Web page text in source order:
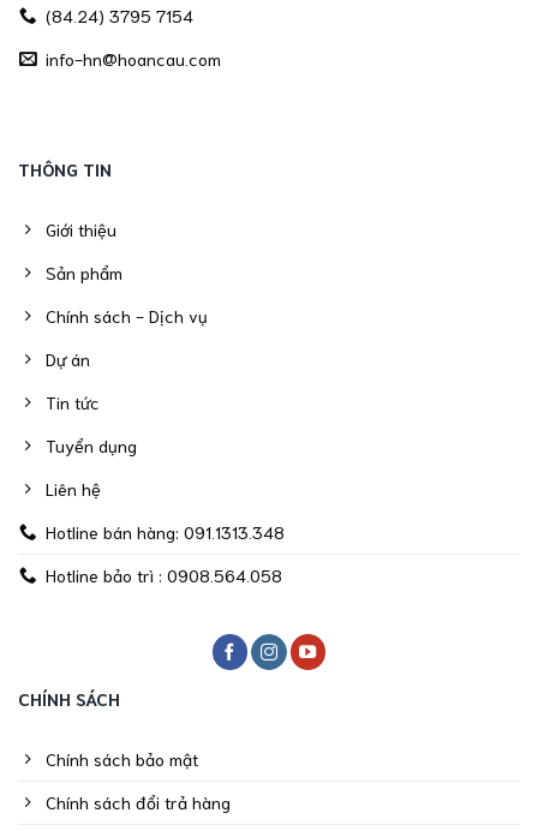
(84.24) 3795 7154
info-hn@hoancau.com
THÔNG TIN
Giới thiệu
Sản phẩm
Chính sách - Dịch vụ
Dự án
Tin tức
Tuyển dụng
Liên hệ
Hotline bán hàng: 091.1313.348
Hotline bảo trì : 0908.564.058
CHÍNH SÁCH
Chính sách bảo mật
Chính sách đổi trả hàng